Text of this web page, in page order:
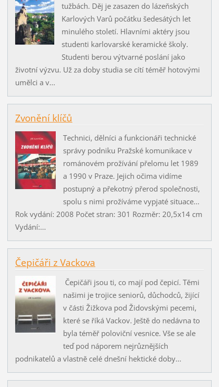
tužbách. Děj je zasazen do lázeňských
Karlových Varů počátku šedesátých let
minulého století. Hlavními aktéry jsou
studenti karlovarské keramické školy.
Studenti berou výtvarné poslání jako
životní výzvu. Už za doby studia se cítí téměř hotovými
umělci a v...
Zvonění klíčů
Technici, dělníci a funkcionáři technické
správy podniku Pražské komunikace v
románovém prožívání přelomu let 1989
a 1990 v Praze. Jejich očima vidíme
postupný a překotný přerod společnosti,
spolu s nimi prožíváme vypjaté situace...
Rok vydání: 2008 Počet stran: 301 Rozměr: 20,5x14 cm
Vydání:...
Čepičáři z Vackova
Čepičáři jsou ti, co mají pod čepicí. Těmi
našimi je trojice seniorů, důchodců, žijící
v části Žižkova pod Židovskými pecemi,
které se říká Vackov. Ještě do nedávna to
byla téměř poloviční vesnice. Vše se ale
teď pod náporem nejrůznějších
podnikatelů a vlastně celé dnešní hektické doby...